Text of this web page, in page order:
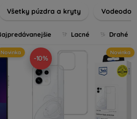
pre vaše zariadenie. Naše púzdra a
ale aj módne, takže sa stanú
vášho každodenného outfitu. Pre
tých, ktorí chcú len ochrániť
práve pre vás.
Všetky púzdra a kryty
Lacné Drahé
Novinka
-10%
Novinka